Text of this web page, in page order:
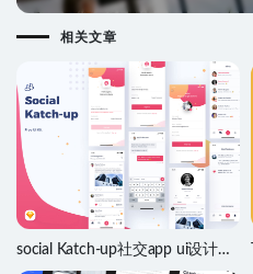
相关文章
social Katch-up社交app ui设计
.sketch素材